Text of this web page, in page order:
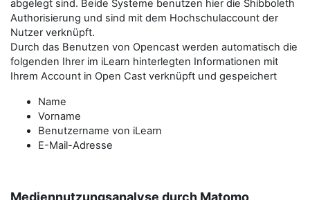
abgelegt sind. Beide Systeme benutzen hier die Shibboleth
Authorisierung und sind mit dem Hochschulaccount der
Nutzer verknüpft.
Durch das Benutzen von Opencast werden automatisch die
folgenden Ihrer im iLearn hinterlegten Informationen mit
Ihrem Account in Open Cast verknüpft und gespeichert
Name
Vorname
Benutzername von iLearn
E-Mail-Adresse
Mediennutzungsanalyse durch Matomo